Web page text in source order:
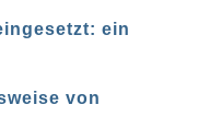
ein
von